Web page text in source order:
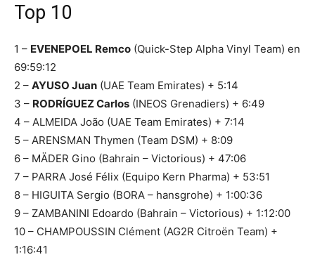
Top 10
1 – EVENEPOEL Remco (Quick-Step Alpha Vinyl Team) en
69:59:12
2 – AYUSO Juan (UAE Team Emirates) + 5:14
3 – RODRÍGUEZ Carlos (INEOS Grenadiers) + 6:49
4 – ALMEIDA João (UAE Team Emirates) + 7:14
5 – ARENSMAN Thymen (Team DSM) + 8:09
6 – MÄDER Gino (Bahrain – Victorious) + 47:06
7 – PARRA José Félix (Equipo Kern Pharma) + 53:51
8 – HIGUITA Sergio (BORA – hansgrohe) + 1:00:36
9 – ZAMBANINI Edoardo (Bahrain – Victorious) + 1:12:00
10 – CHAMPOUSSIN Clément (AG2R Citroën Team) +
1:16:41